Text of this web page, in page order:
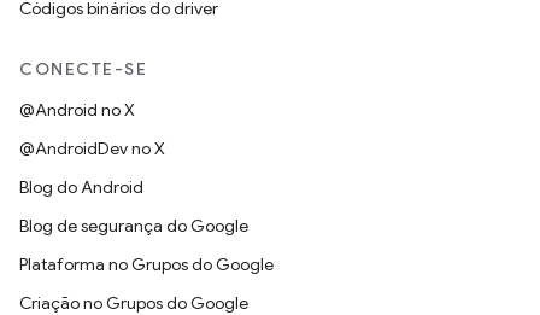
Códigos binários do driver
CONECTE-SE
@Android no X
@AndroidDev no X
Blog do Android
Blog de segurança do Google
Plataforma no Grupos do Google
Criação no Grupos do Google